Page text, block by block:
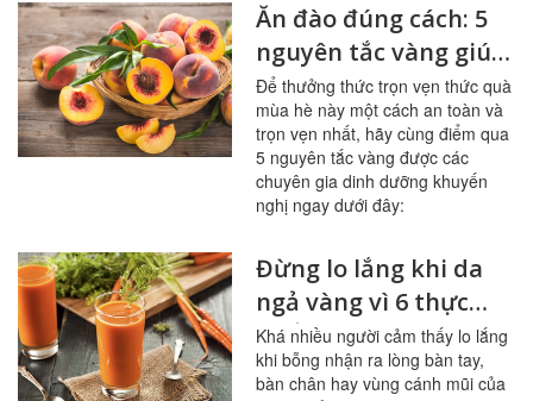
Ăn đào đúng cách: 5
nguyên tắc vàng giúp
sạch mạch máu,
tránh ngộ độc
Để thưởng thức trọn vẹn thức quà
mùa hè này một cách an toàn và
trọn vẹn nhất, hãy cùng điểm qua
5 nguyên tắc vàng được các
chuyên gia dinh dưỡng khuyến
nghị ngay dưới đây:
Đừng lo lắng khi da
ngả vàng vì 6 thực
phẩm này
Khá nhiều người cảm thấy lo lắng
khi bỗng nhận ra lòng bàn tay,
bàn chân hay vùng cánh mũi của